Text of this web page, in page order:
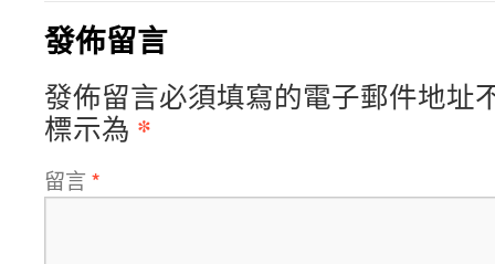
發佈留言
發佈留言必須填寫的電子郵件地址
標示為 *
留言 *